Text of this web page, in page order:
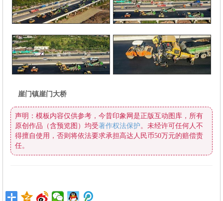
崖门镇崖门大桥
原创作品（含预览图）均受著作权法保护
任。